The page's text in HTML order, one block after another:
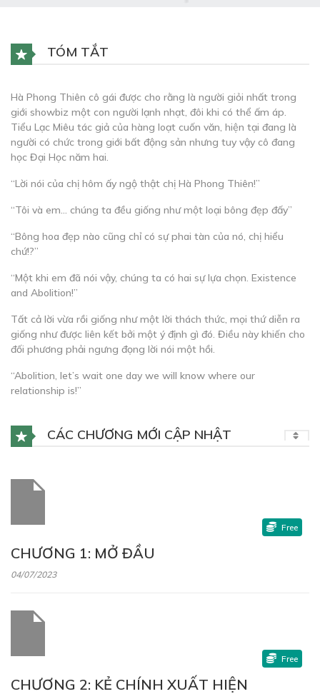
TÓM TẮT
Hà Phong Thiên cô gái được cho rằng là người giỏi nhất trong
giới showbiz một con người lạnh nhạt, đôi khi có thể ấm áp.
Tiểu Lạc Miêu tác giả của hàng loạt cuốn văn, hiện tại đang là
người có chức trong giới bất động sản nhưng tuy vậy cô đang
học Đại Học năm hai.
“Lời nói của chị hôm ấy ngộ thật chị Hà Phong Thiên!”
“Tôi và em… chúng ta đều giống như một loại bông đẹp đấy”
“Bông hoa đẹp nào cũng chỉ có sự phai tàn của nó, chị hiểu
chứ!?”
“Một khi em đã nói vậy, chúng ta có hai sự lựa chọn. Existence
and Abolition!”
Tất cả lời vừa rồi giống như một lời thách thức, mọi thứ diễn ra
giống như được liên kết bởi một ý định gì đó. Điều này khiến cho
đối phương phải ngưng đọng lời nói một hồi.
“Abolition, let’s wait one day we will know where our
relationship is!”
CÁC CHƯƠNG MỚI CẬP NHẬT
CHƯƠNG 1: MỞ ĐẦU
04/07/2023
Free
CHƯƠNG 2: KẺ CHÍNH XUẤT HIỆN
Free